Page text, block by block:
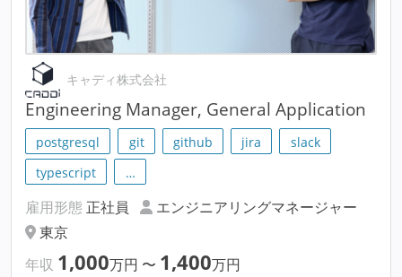
キャディ株式会社
Engineering Manager, General Application
postgresql git github jira
slack
typescript
…
雇用形態 正社員
エンジニアリングマネージャー
東京
年収 1,000万円 〜 1,400万円